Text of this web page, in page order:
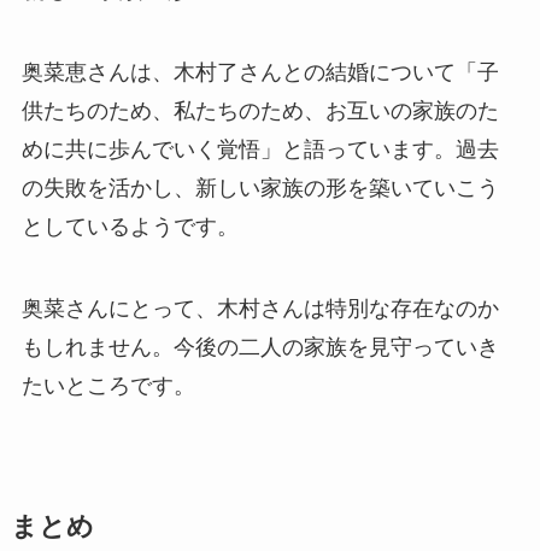
奥菜恵さんは、木村了さんとの結婚について「子
供たちのため、私たちのため、お互いの家族のた
めに共に歩んでいく覚悟」と語っています。過去
の失敗を活かし、新しい家族の形を築いていこう
としているようです。
奥菜さんにとって、木村さんは特別な存在なのか
もしれません。今後の二人の家族を見守っていき
たいところです。
まとめ